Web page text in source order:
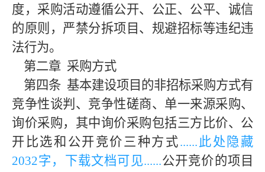
度，采购活动遵循公开、公正、公平、诚信
的原则，严禁分拆项目、规避招标等违纪违
法行为。
第二章 采购方式
第四条 基本建设项目的非招标采购方式有
竞争性谈判、竞争性磋商、单一来源采购、
询价采购，其中询价采购包括三方比价、公
开比选和公开竞价三种方式......此处隐藏
2032字，下载文档可见......公开竞价的项目